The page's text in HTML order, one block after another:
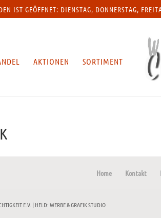
IST GEÖFFNET: DIENSTAG, DONNERSTAG,
AKTIONEN SORTIMENT
Home Kontakt
E.V. | HELD: WERBE & GRAFIK STUDIO